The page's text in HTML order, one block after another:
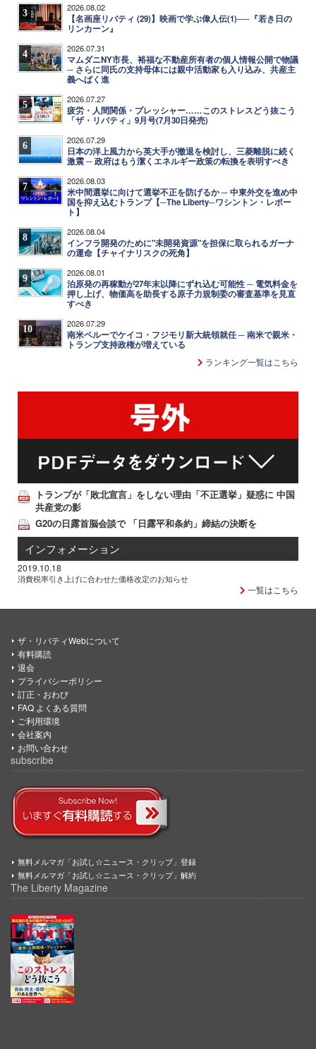
3 2026.08.02
【名画座リバティ (29)】映画で学ぶ偉人伝(1)──『若き日の
リンカーン』
4 2026.07.31
マムダニNY市長、裕福な不動産所有者の個人情報公開で物議
─ さらに同氏の支持母体には親中活動家も入り込み、共産主
義へばく進
5 2026.07.27
疲労・人間関係・プレッシャー……このストレスどう抜こう
「ザ・リバティ」9月号(7月30日発売)
6 2026.07.29
日本の洋上風力から英大手が撤退を検討し、三菱離脱に続く
激震 ─ 政府はもう潔くエネルギー政策の転換を表明すべき
7 2026.08.03
米中間選挙に向けて選挙不正を防げるか ─ 中東外交を進め中
国を抑え込むトランプ【─The Liberty─ワシントン・レポー
ト】
8 2026.08.04
インフラ開発のために"未開発資源"を担保に取られるガーナ
の運命【チャイナリスクの死角】
9 2026.08.01
泊原発の再稼動が27年末以降にずれ込む可能性 ─ 電気料金を
押し上げ、物価高を助長する原子力規制委の審査基準を見直
すべき
10 2026.07.29
南米ペルーでケイコ・フジモリ新大統領就任 ─ 南米で親米・
トランプ支持政権が増えている
ランキング一覧はこちら
トランプが「敗北宣言」をしない理由「不正選挙」疑惑に 中国
共産党の影
G20の日露首脳会談で 「日露平和条約」締結の決断を
インフォメーション
2019.10.18
消費税率引き上げに合わせた価格改定のお知らせ
一覧はこちら
ザ・リバティWebについて
有料購読
退会
プライバシーポリシー
訂正・おわび
FAQ よくある質問
ご利用環境
会社案内
お問い合わせ
subscribe
無料メルマガ「お試し☆ニュース・クリップ」登録
無料メルマガ「お試し☆ニュース・クリップ」解約
The Liberty Magazine